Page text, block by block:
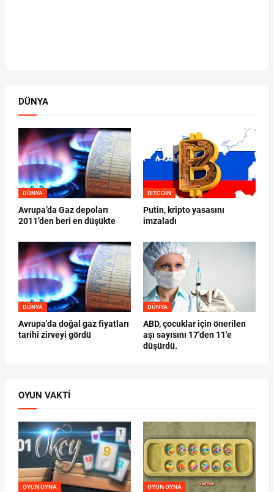
DÜNYA
DÜNYA
Avrupa’da Gaz depoları
2011’den beri en düşükte
BITCOIN
Putin, kripto yasasını
imzaladı
DÜNYA
Avrupa'da doğal gaz fiyatları
tarihi zirveyi gördü
DÜNYA
ABD, çocuklar için önerilen
aşı sayısını 17'den 11'e
düşürdü.
OYUN VAKTI
OYUN OYNA OYUN OYNA